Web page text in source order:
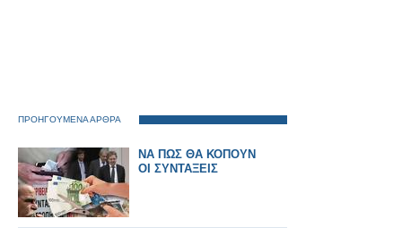
ΠΡΟΗΓΟΥΜΕΝΑ ΑΡΘΡΑ
ΝΑ ΠΩΣ ΘΑ ΚΟΠΟΥΝ
ΟΙ ΣΥΝΤΑΞΕΙΣ